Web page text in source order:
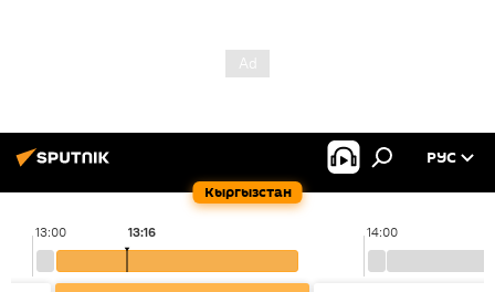
Кыргызстан
РУС
13:00 14:00
13:16